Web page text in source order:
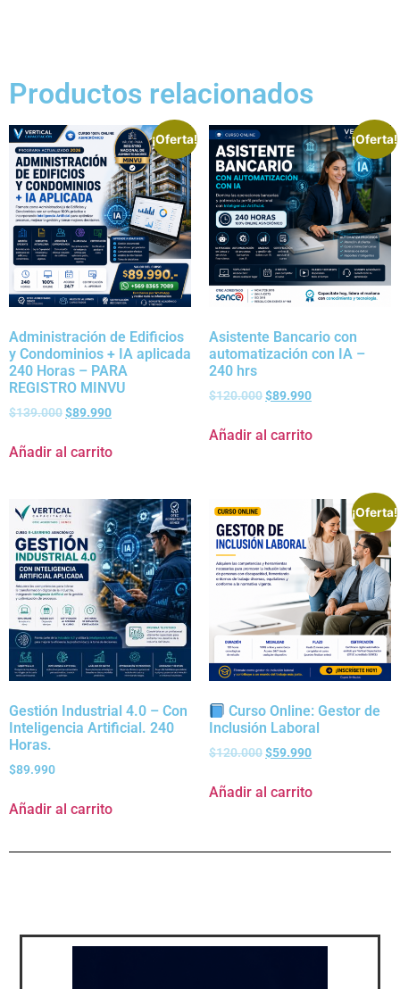
Productos relacionados
¡Oferta!
Administración de Edificios
y Condominios + IA aplicada
240 Horas – PARA
REGISTRO MINVU
$139.000$89.990
Añadir al carrito
¡Oferta!
Asistente Bancario con
automatización con IA –
240 hrs
$120.000$89.990
Añadir al carrito
Gestión Industrial 4.0 – Con
Inteligencia Artificial. 240
Horas.
$89.990
Añadir al carrito
¡Oferta!
Curso Online: Gestor de
Inclusión Laboral
$120.000$59.990
Añadir al carrito